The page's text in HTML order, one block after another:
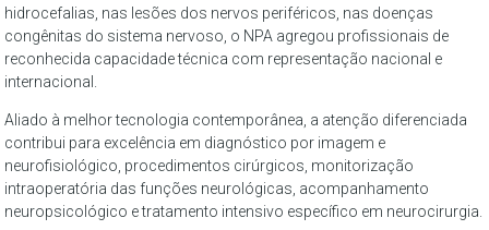
hidrocefalias, nas lesões dos nervos periféricos, nas doenças
congênitas do sistema nervoso, o NPA agregou profissionais de
reconhecida capacidade técnica com representação nacional e
internacional.
Aliado à melhor tecnologia contemporânea, a atenção diferenciada
contribui para excelência em diagnóstico por imagem e
neurofisiológico, procedimentos cirúrgicos, monitorização
intraoperatória das funções neurológicas, acompanhamento
neuropsicológico e tratamento intensivo específico em neurocirurgia.